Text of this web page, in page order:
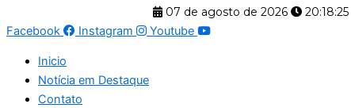
07 de agosto de 2026
20:18:25
Facebook
Instagram Youtube
Inicio
Notícia em Destaque
Contato